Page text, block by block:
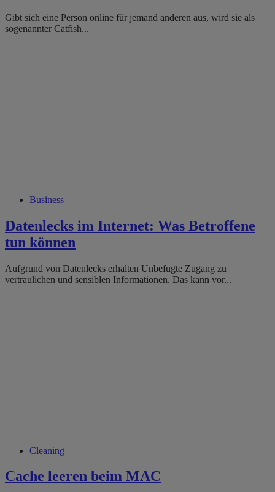
Gibt sich eine Person online für jemand anderen aus, wird sie als
sogenannter Catfish...
Business
Datenlecks im Internet: Was Betroffene
tun können
Aufgrund von Datenlecks erhalten Unbefugte Zugang zu
vertraulichen und sensiblen Informationen. Das kann vor...
Cleaning
Cache leeren beim MAC